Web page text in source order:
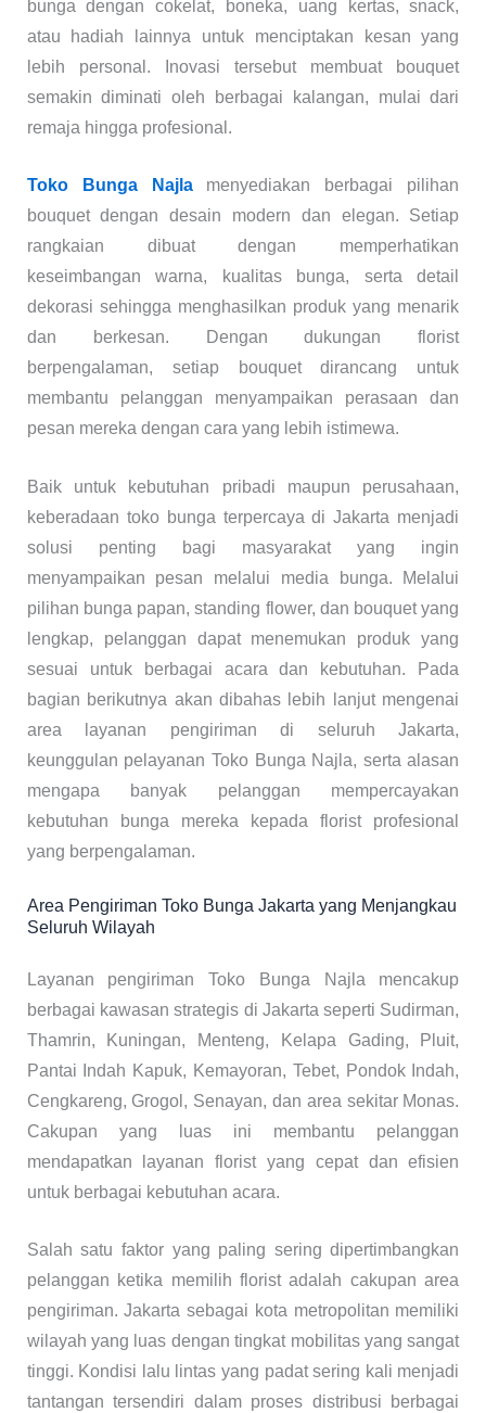
bunga dengan cokelat, boneka, uang kertas, snack,
atau hadiah lainnya untuk menciptakan kesan yang
lebih personal. Inovasi tersebut membuat bouquet
semakin diminati oleh berbagai kalangan, mulai dari
remaja hingga profesional.
Toko Bunga Najla
menyediakan berbagai pilihan
bouquet dengan desain modern dan elegan. Setiap
rangkaian dibuat dengan memperhatikan
keseimbangan warna, kualitas bunga, serta detail
dekorasi sehingga menghasilkan produk yang menarik
dan berkesan. Dengan dukungan florist
berpengalaman, setiap bouquet dirancang untuk
membantu pelanggan menyampaikan perasaan dan
pesan mereka dengan cara yang lebih istimewa.
Baik untuk kebutuhan pribadi maupun perusahaan,
keberadaan toko bunga terpercaya di Jakarta menjadi
solusi penting bagi masyarakat yang ingin
menyampaikan pesan melalui media bunga. Melalui
pilihan bunga papan, standing flower, dan bouquet yang
lengkap, pelanggan dapat menemukan produk yang
sesuai untuk berbagai acara dan kebutuhan. Pada
bagian berikutnya akan dibahas lebih lanjut mengenai
area layanan pengiriman di seluruh Jakarta,
keunggulan pelayanan Toko Bunga Najla, serta alasan
mengapa banyak pelanggan mempercayakan
kebutuhan bunga mereka kepada florist profesional
yang berpengalaman.
Area Pengiriman Toko Bunga Jakarta yang Menjangkau
Seluruh Wilayah
Layanan pengiriman Toko Bunga Najla mencakup
berbagai kawasan strategis di Jakarta seperti Sudirman,
Thamrin, Kuningan, Menteng, Kelapa Gading, Pluit,
Pantai Indah Kapuk, Kemayoran, Tebet, Pondok Indah,
Cengkareng, Grogol, Senayan, dan area sekitar Monas.
Cakupan yang luas ini membantu pelanggan
mendapatkan layanan florist yang cepat dan efisien
untuk berbagai kebutuhan acara.
Salah satu faktor yang paling sering dipertimbangkan
pelanggan ketika memilih florist adalah cakupan area
pengiriman. Jakarta sebagai kota metropolitan memiliki
wilayah yang luas dengan tingkat mobilitas yang sangat
tinggi. Kondisi lalu lintas yang padat sering kali menjadi
tantangan tersendiri dalam proses distribusi berbagai